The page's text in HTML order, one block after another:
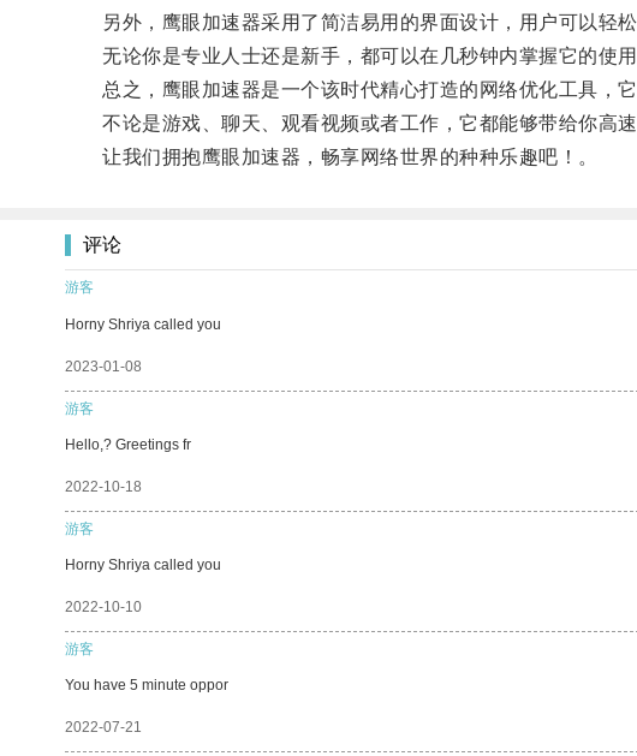
另外，鹰眼加速器采用了简洁易用的界面设计，用户可以轻松
无论你是专业人士还是新手，都可以在几秒钟内掌握它的使用
总之，鹰眼加速器是一个该时代精心打造的网络优化工具，它
不论是游戏、聊天、观看视频或者工作，它都能够带给你高速
让我们拥抱鹰眼加速器，畅享网络世界的种种乐趣吧！。
评论
游客
Horny Shriya called you
2023-01-08
游客
Hello,? Greetings fr
2022-10-18
游客
Horny Shriya called you
2022-10-10
游客
You have 5 minute oppor
2022-07-21